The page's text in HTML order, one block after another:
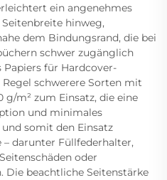
ein angenehmes
hinweg,
dem Bindungsrand, die bei
schwer zugänglich
Papiers für Hardcover-
schwerere Sorten mit
g/m² zum Einsatz, die eine
und minimales
somit den Einsatz
– darunter Füllfederhalter,
oder
Die beachtliche Seitenstärke